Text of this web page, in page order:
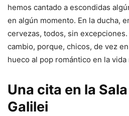
hemos cantado a escondidas
en algún momento. En la ducha,
cervezas, todos, sin
cambio, porque, chicos, de vez
hueco al pop romántico en la vida
Una cita en la
Galilei